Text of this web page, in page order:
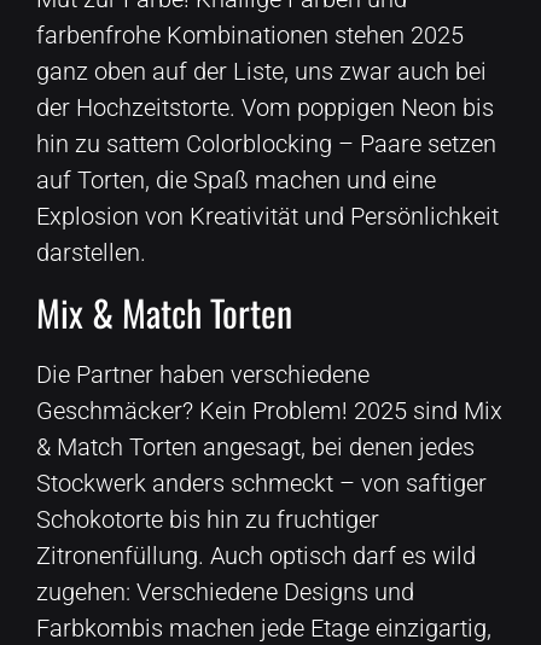
farbenfrohe Kombinationen stehen 2025
ganz oben auf der Liste, uns zwar auch bei
der Hochzeitstorte. Vom poppigen Neon bis
hin zu sattem Colorblocking – Paare setzen
auf Torten, die Spaß machen und eine
Explosion von Kreativität und Persönlichkeit
darstellen.
Mix & Match Torten
Die Partner haben verschiedene
Geschmäcker? Kein Problem! 2025 sind Mix
& Match Torten angesagt, bei denen jedes
Stockwerk anders schmeckt – von saftiger
Schokotorte bis hin zu fruchtiger
Zitronenfüllung. Auch optisch darf es wild
zugehen: Verschiedene Designs und
Farbkombis machen jede Etage einzigartig,